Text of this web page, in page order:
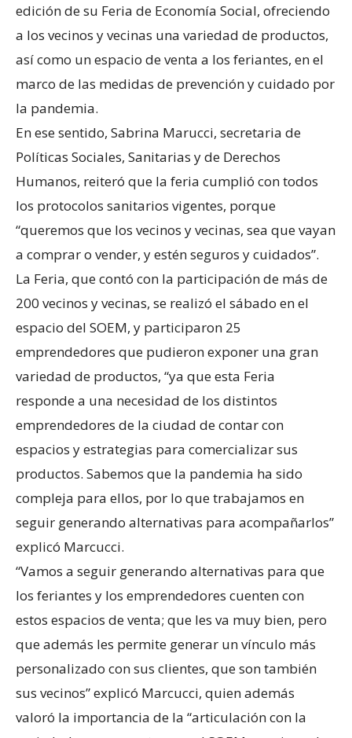
edición de su Feria de Economía Social, ofreciendo
a los vecinos y vecinas una variedad de productos,
así como un espacio de venta a los feriantes, en el
marco de las medidas de prevención y cuidado por
la pandemia.
En ese sentido, Sabrina Marucci, secretaria de
Políticas Sociales, Sanitarias y de Derechos
Humanos, reiteró que la feria cumplió con todos
los protocolos sanitarios vigentes, porque
“queremos que los vecinos y vecinas, sea que vayan
a comprar o vender, y estén seguros y cuidados”.
La Feria, que contó con la participación de más de
200 vecinos y vecinas, se realizó el sábado en el
espacio del SOEM, y participaron 25
emprendedores que pudieron exponer una gran
variedad de productos, “ya que esta Feria
responde a una necesidad de los distintos
emprendedores de la ciudad de contar con
espacios y estrategias para comercializar sus
productos. Sabemos que la pandemia ha sido
compleja para ellos, por lo que trabajamos en
seguir generando alternativas para acompañarlos”
explicó Marcucci.
“Vamos a seguir generando alternativas para que
los feriantes y los emprendedores cuenten con
estos espacios de venta; que les va muy bien, pero
que además les permite generar un vínculo más
personalizado con sus clientes, que son también
sus vecinos” explicó Marcucci, quien además
valoró la importancia de la “articulación con la